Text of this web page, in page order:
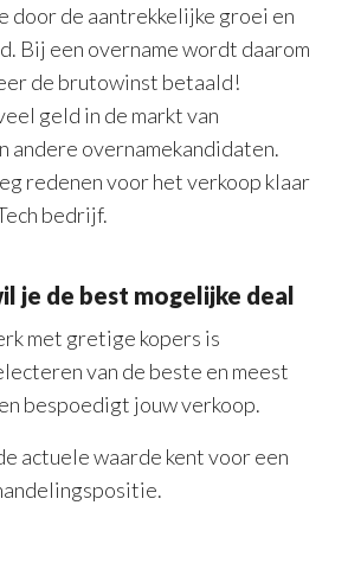
door de aantrekkelijke groei en
Bij een overname wordt daarom
de brutowinst betaald!
geld in de markt van
andere overnamekandidaten.
redenen voor het verkoop klaar
bedrijf.
je de best mogelijke deal
met gretige kopers is
van de beste en meest
bespoedigt jouw verkoop.
actuele waarde kent voor een